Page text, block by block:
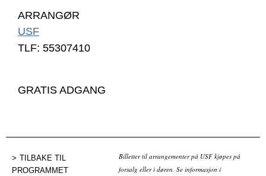
ARRANGØR
USF
TLF: 55307410
GRATIS ADGANG
TILBAKE TIL
PROGRAMMET
Billetter til arrangementer på USF kjøpes på
forsalg eller i døren. Se informasjon i